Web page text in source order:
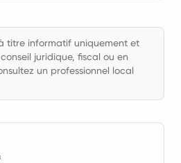
titre informatif uniquement et
juridique, fiscal ou en
un professionnel local